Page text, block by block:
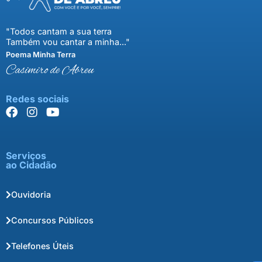
"Todos cantam a sua terra
Também vou cantar a minha..."
Poema Minha Terra
Casimiro de Abreu
Redes sociais
Serviços
ao Cidadão
Ouvidoria
Concursos Públicos
Telefones Úteis